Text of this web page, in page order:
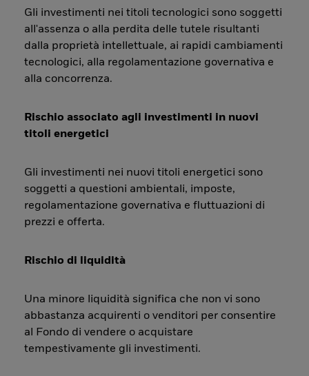
Gli investimenti nei titoli tecnologici sono soggetti
all'assenza o alla perdita delle tutele risultanti
dalla proprietà intellettuale, ai rapidi cambiamenti
tecnologici, alla regolamentazione governativa e
alla concorrenza.
Rischio associato agli investimenti in nuovi
titoli energetici
Gli investimenti nei nuovi titoli energetici sono
soggetti a questioni ambientali, imposte,
regolamentazione governativa e fluttuazioni di
prezzi e offerta.
Rischio di liquidità
Una minore liquidità significa che non vi sono
abbastanza acquirenti o venditori per consentire
al Fondo di vendere o acquistare
tempestivamente gli investimenti.